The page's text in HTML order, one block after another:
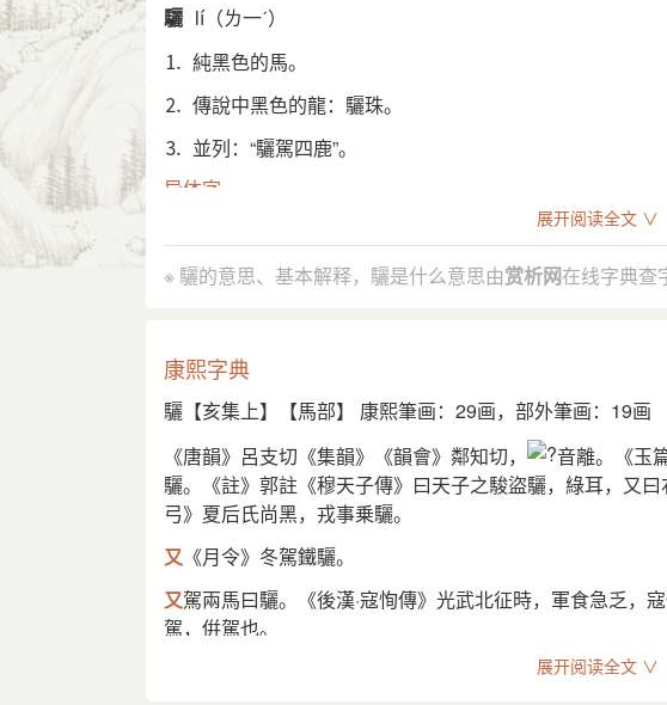
驪
lí（ㄌ一ˊ）
⒈ 純黑色的馬。
⒉ 傳說中黑色的龍：驪珠。
⒊ 並列：“驪駕四鹿”。
异体字
English
展开阅读全文 ∨
※ 驪的意思、基本解释，驪是什么意思由赏析网在线字典查
康熙字典
驪【亥集上】【馬部】 康熙筆画：29画，部外筆画：19画
《唐韻》呂支切《集韻》《韻會》鄰知切，
音離。《玉
驪。《註》郭註《穆天子傳》曰天子之駿盜驪，綠耳，又
弓》夏后氏尚黑，戎事乗驪。
又 《月令》冬駕鐵驪。
又駕兩馬曰驪。《後漢·寇恂傳》光武北征時，軍食急乏，
駕，倂駕也。
山名。《後漢·郡國志》京兆尹新豐有驪山。《註》杜預
展开阅读全文 ∨